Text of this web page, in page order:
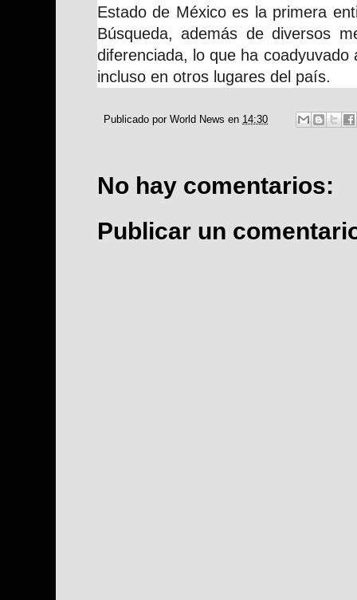
Estado de México es la primera
Búsqueda, además de diversos
diferenciada, lo que ha coadyuvado
incluso en otros lugares del país.
Publicado por World News en 14:30
No hay comentarios:
Publicar un